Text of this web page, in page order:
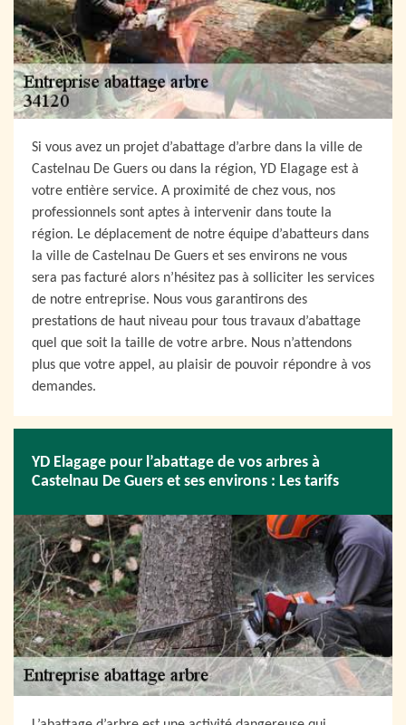
Si vous avez un projet d’abattage d’arbre dans la ville de
Castelnau De Guers ou dans la région, YD Elagage est à
votre entière service. A proximité de chez vous, nos
professionnels sont aptes à intervenir dans toute la
région. Le déplacement de notre équipe d’abatteurs dans
la ville de Castelnau De Guers et ses environs ne vous
sera pas facturé alors n’hésitez pas à solliciter les services
de notre entreprise. Nous vous garantirons des
prestations de haut niveau pour tous travaux d’abattage
quel que soit la taille de votre arbre. Nous n’attendons
plus que votre appel, au plaisir de pouvoir répondre à vos
demandes.
YD Elagage pour l’abattage de vos arbres à
Castelnau De Guers et ses environs : Les tarifs